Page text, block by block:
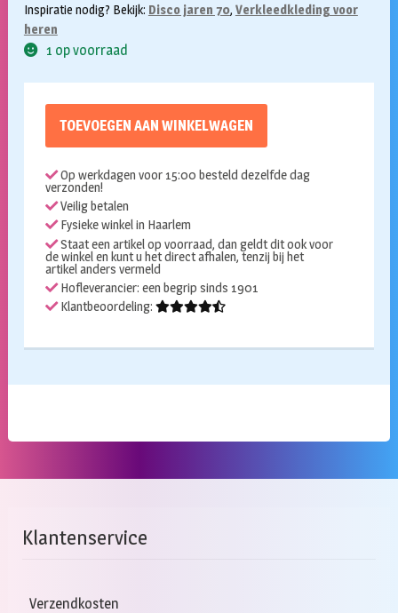
Inspiratie nodig? Bekijk: Disco jaren 70, Verkleedkleding voor
heren
1 op voorraad
TOEVOEGEN AAN WINKELWAGEN
Op werkdagen voor 15:00 besteld dezelfde dag
verzonden!
Veilig betalen
Fysieke winkel in Haarlem
Staat een artikel op voorraad, dan geldt dit ook voor
de winkel en kunt u het direct afhalen, tenzij bij het
artikel anders vermeld
Hofleverancier: een begrip sinds 1901
Klantbeoordeling:
Klantenservice
Verzendkosten